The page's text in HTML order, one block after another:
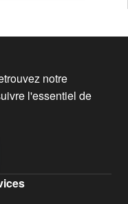
notre
l'essentiel de